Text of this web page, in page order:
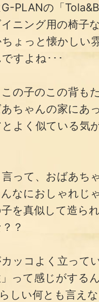
PLANの「
ニング用の椅子
ょっと懐かしい
すよね･･･
の子のこの背も
ちゃんの家にあ
よく似ている気
って、おばあち
なにおしゃれじ
を真似して造ら
？
ッコよく立って
って感じがする
しい何とも言え